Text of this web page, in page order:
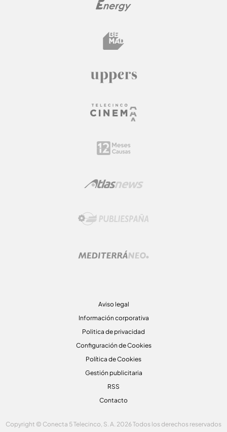
Aviso legal
Información corporativa
Politica de privacidad
Configuración de Cookies
Política de Cookies
Gestión publicitaria
RSS
Contacto
Copyright © Conecta 5 Telecinco, S. A. 2026 Todos los derechos reservados